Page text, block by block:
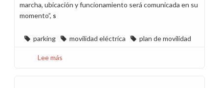
marcha, ubicación y funcionamiento será comunicada en su
momento”, s
parking movilidad eléctrica plan de movilidad
Lee más